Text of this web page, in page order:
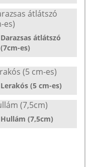
Darazsas átlátszó
(7cm-es)
Lerakós (5 cm-es)
Hullám (7,5cm)